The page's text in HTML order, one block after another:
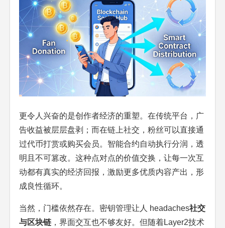
更令人兴奋的是创作者经济的重塑。在传统平台，广
告收益被层层盘剥；而在链上社交，粉丝可以直接通
过代币打赏或购买会员。智能合约自动执行分润，透
明且不可篡改。这种点对点的价值交换，让每一次互
动都有真实的经济回报，激励更多优质内容产出，形
成良性循环。
当然，门槛依然存在。密钥管理让人 headaches社交
与区块链，界面交互也不够友好。但随着Layer2技术